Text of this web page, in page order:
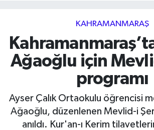
KAHRAMANMARAŞ
Ağaoğlu için
programı
Ayser Çalık Ortaokulu öğrencisi
Ağaoğlu, düzenlenen Mevlid-i
anıldı. Kur'an-ı Kerim
Ekonomi
Genel
Güncel
Haberde İnsan
Süper Lig Puan Durumu ve
Tüm Manşetler
Son Dakika Haberleri
Haber Arşivi